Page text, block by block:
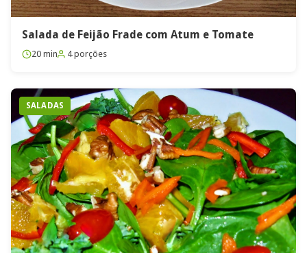
Salada de Feijão Frade com Atum e Tomate
20 min 4 porções
SALADAS